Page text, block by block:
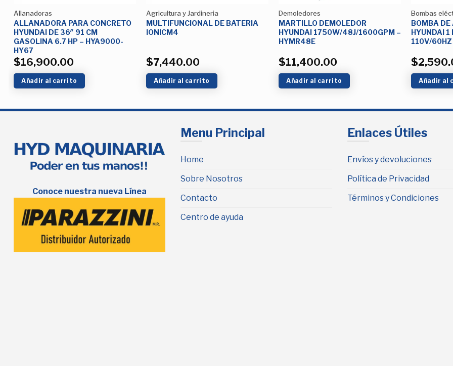
Allanadoras
ALLANADORA PARA CONCRETO
HYUNDAI DE 36″ 91 CM
GASOLINA 6.7 HP – HYA9000-
HY67
$16,900.00
Añadir al carrito
Agricultura y Jardineria
MULTIFUNCIONAL DE BATERIA
IONICM4
$7,440.00
Añadir al carrito
Demoledores
MARTILLO DEMOLEDOR
HYUNDAI 1750W/48J/1600GPM –
HYMR48E
$11,400.00
Añadir al carrito
Bombas
BOMBA DE
HYUNDAI 1
110V/60HZ
$
Añadir al
Conoce nuestra nueva Línea
Menu Principal
Home
Sobre Nosotros
Contacto
Centro de ayuda
Enlaces Útiles
Envíos y devoluciones
Política de Privacidad
Términos y Condiciones